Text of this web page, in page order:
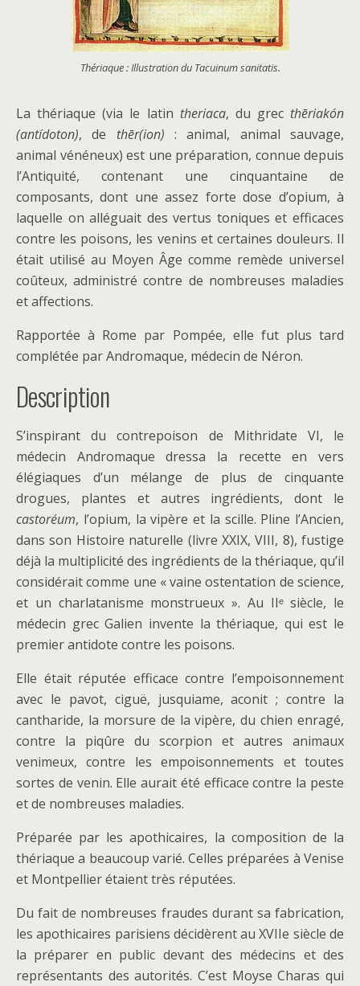
Thériaque : Illustration du Tacuinum sanitatis.
La thériaque (via le latin theriaca, du grec thēriakón
(antídoton), de thēr(ion) : animal, animal sauvage,
animal vénéneux) est une préparation, connue depuis
l’Antiquité, contenant une cinquantaine de
composants, dont une assez forte dose d’opium, à
laquelle on alléguait des vertus toniques et efficaces
contre les poisons, les venins et certaines douleurs. Il
était utilisé au Moyen Âge comme remède universel
coûteux, administré contre de nombreuses maladies
et affections.
Rapportée à Rome par Pompée, elle fut plus tard
complétée par Andromaque, médecin de Néron.
Description
S’inspirant du contrepoison de Mithridate VI, le
médecin Andromaque dressa la recette en vers
élégiaques d’un mélange de plus de cinquante
drogues, plantes et autres ingrédients, dont le
castoréum, l’opium, la vipère et la scille. Pline l’Ancien,
dans son Histoire naturelle (livre XXIX, VIII, 8), fustige
déjà la multiplicité des ingrédients de la thériaque, qu’il
considérait comme une « vaine ostentation de science,
et un charlatanisme monstrueux ». Au IIᵉ siècle, le
médecin grec Galien invente la thériaque, qui est le
premier antidote contre les poisons.
Elle était réputée efficace contre l’empoisonnement
avec le pavot, ciguë, jusquiame, aconit ; contre la
cantharide, la morsure de la vipère, du chien enragé,
contre la piqûre du scorpion et autres animaux
venimeux, contre les empoisonnements et toutes
sortes de venin. Elle aurait été efficace contre la peste
et de nombreuses maladies.
Préparée par les apothicaires, la composition de la
thériaque a beaucoup varié. Celles préparées à Venise
et Montpellier étaient très réputées.
Du fait de nombreuses fraudes durant sa fabrication,
les apothicaires parisiens décidèrent au XVIIe siècle de
la préparer en public devant des médecins et des
représentants des autorités. C’est Moyse Charas qui